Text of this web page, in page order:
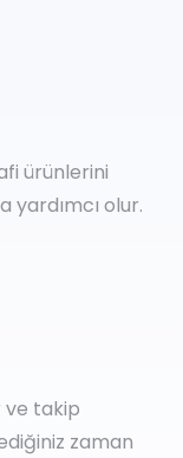
ürünlerini
yardımcı olur.
ve takip
zaman